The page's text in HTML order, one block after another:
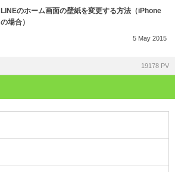
LINEのホーム画面の壁紙を変更する方法（iPhone
の場合）
5 May 2015
19178 PV